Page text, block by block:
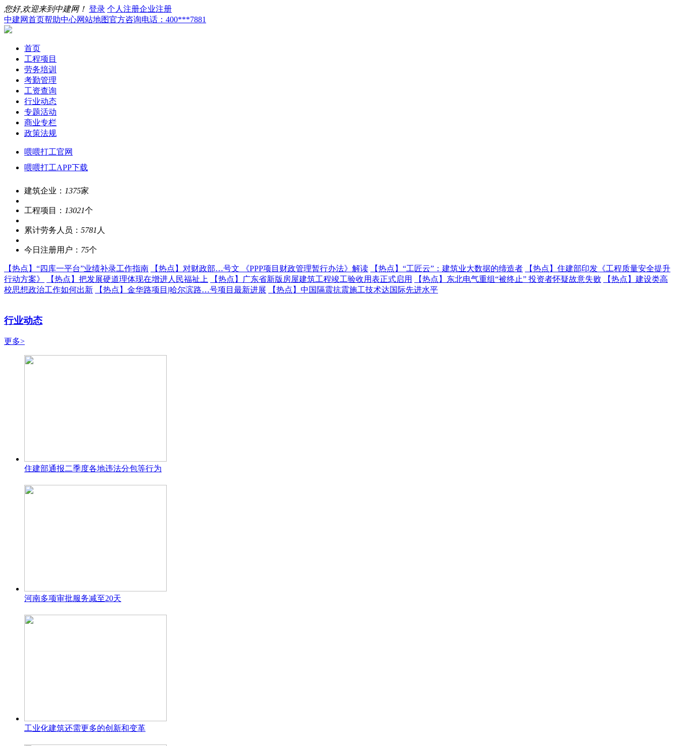
您好,欢迎来到中建网！ 登录 个人注册企业注册
中建网首页帮助中心网站地图官方咨询电话：400***7881
首页
工程项目
劳务培训
考勤管理
工资查询
行业动态
专题活动
商业专栏
政策法规
喂喂打工官网
喂喂打工APP下载
建筑企业： 1375家
工程项目： 13021个
累计劳务人员： 5781 人
今日注册用户： 75个
【热点】 “四库一平台”业绩补录工作指南 【热点】 对财政部…号文 《PPP项目财政管理暂行办法》解读 【热点】 “工匠云”：建筑业大数据的缔造者 【热点】 住建部印发《工程质量安全提升
行动方案》
【热点】 把发展硬道理体现在增进人民福祉上 【热点】 广东省新版房屋建筑工程竣工验收用表正式启用 【热点】 东北电气重组“被终止” 投资者怀疑故意失败 【热点】 建设类高
校思想政治工作如何出新
【热点】 金华路项目|哈尔滨路…号项目最新进展 【热点】 中国隔震抗震施工技术达国际先进水平
行业动态
更多>
住建部通报二季度各地违法分包等行为
河南多项审批服务减至20天
工业化建筑还需更多的创新和变革